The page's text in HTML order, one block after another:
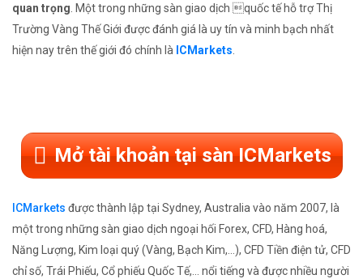
quan trọng. Một trong những sàn giao dịch quốc tế hỗ trợ Thị
Trường Vàng Thế Giới được đánh giá là uy tín và minh bạch nhất
hiện nay trên thế giới đó chính là ICMarkets.
Mở tài khoản tại sàn ICMarkets
ICMarkets được thành lập tại Sydney, Australia vào năm 2007, là
một trong những sàn giao dịch ngoại hối Forex, CFD, Hàng hoá,
Năng Lượng, Kim loại quý (Vàng, Bạch Kim,...), CFD Tiền điện tử, CFD
chỉ số, Trái Phiếu, Cổ phiếu Quốc Tế,... nổi tiếng và được nhiều người